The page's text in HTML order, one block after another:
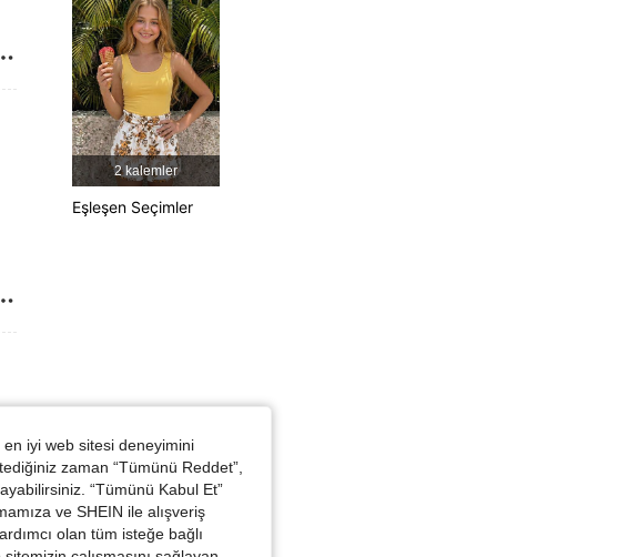
4,76
4,76
4,76
2 kalemler
Eşleşen Seçimler
iyi web sitesi deneyimini
zaman “Tümünü Reddet”,
“Tümünü Kabul Et”
ve SHEIN ile alışveriş
olan tüm isteğe bağlı